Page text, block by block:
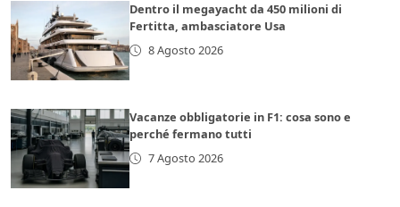
Dentro il megayacht da 450 milioni di
Fertitta, ambasciatore Usa
8 Agosto 2026
Vacanze obbligatorie in F1: cosa sono e
perché fermano tutti
7 Agosto 2026